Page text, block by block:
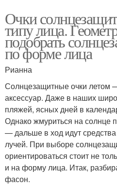
Очки
типу лица.
подобрать
по форме лица
Рианна
Солнцезащитные очки
аксессуар. Даже в наших
пляжей, ясных дней в
Однако жмуриться на солнце
— дальше в ход идут
лучей. При выборе
ориентироваться стоит не
и на форму лица. Итак,
фасон.